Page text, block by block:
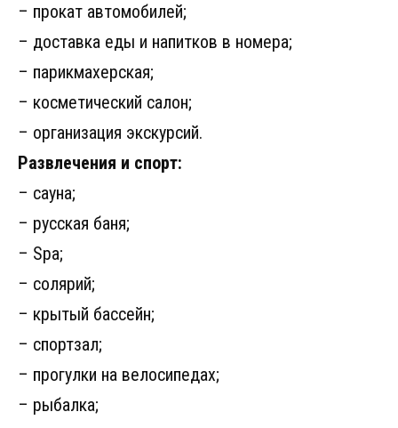
– прокат автомобилей;
– доставка еды и напитков в номера;
– парикмахерская;
– косметический салон;
– организация экскурсий.
Развлечения и спорт:
– сауна;
– русская баня;
– Spa;
– солярий;
– крытый бассейн;
– спортзал;
– прогулки на велосипедах;
– рыбалка;